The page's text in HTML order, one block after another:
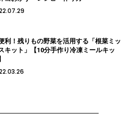
利！残りもの野菜を活用する「根菜ミッ
キット」【10分手作り冷凍ミールキッ